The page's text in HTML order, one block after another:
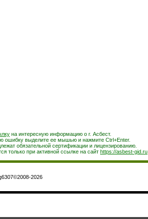
на интересную информацию о г. Асбест.
ошибку выделите ее мышью и нажмите Ctrl+Enter.
обязательной сертификации и лицензированию.
только при активной ссылке на сайт https://asbest-gid.ru
2026